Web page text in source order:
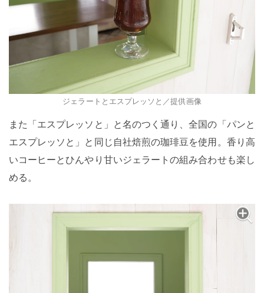
ジェラートとエスプレッソと／提供画像
また「エスプレッソと」と名のつく通り、全国の「パンと
エスプレッソと」と同じ自社焙煎の珈琲豆を使用。香り高
いコーヒーとひんやり甘いジェラートの組み合わせも楽し
める。